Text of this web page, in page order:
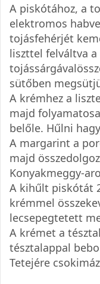
A piskótához, a
elektromos
tojásfehérjét
liszttel felváltva a
sütőben
A krémhez a
majd
belőle. Hűlni
A margarint a
majd
Konyakmeggy-
A kihűlt piskótát
krémmel
lecsepegtetett
A krémet a
tésztalappal
Tetejére